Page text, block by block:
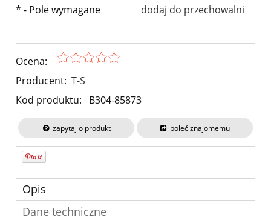
dodaj do przechowalni
* - Pole wymagane
Ocena:
Producent: T-S
Kod produktu:
B304-85873
zapytaj o produkt poleć znajomemu
Opis
Dane techniczne